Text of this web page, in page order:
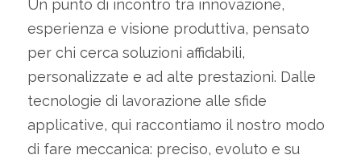
Un punto di incontro tra innovazione,
esperienza e visione produttiva, pensato
per chi cerca soluzioni affidabili,
personalizzate e ad alte prestazioni. Dalle
tecnologie di lavorazione alle sfide
applicative, qui raccontiamo il nostro modo
di fare meccanica: preciso, evoluto e su